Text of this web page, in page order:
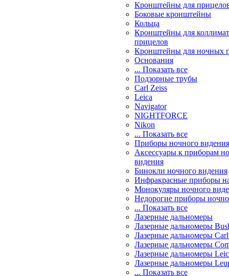
Кронштейны для
Боковые кронштейны
Кольца
Кронштейны для
прицелов
Кронштейны для ночных
Основания
... Показать все
Подзорные трубы
Carl Zeiss
Leica
Navigator
NIGHTFORCE
Nikon
... Показать все
Приборы ночного видения
Аксессуары к приборам
видения
Бинокли ночного видения
Инфракрасные приборы
Монокуляры ночного
Недорогие приборы
... Показать все
Лазерные дальномеры
Лазерные дальномеры
Лазерные дальномеры
Лазерные дальномеры
Лазерные дальномеры
Лазерные дальномеры
... Показать все